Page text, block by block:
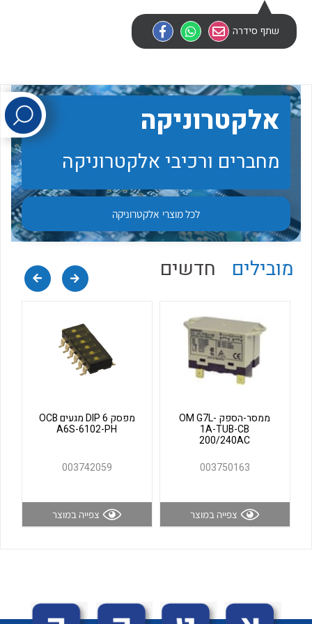
לכל מוצרי היצרן
לכל מוצרי היצרן
לכל מוצרי היצרן לכל מוצרי היצרן
שתף סידרה
אלקטרוניקה
מחברים ורכיבי אלקטרוניקה
לכל מוצרי אלקטרוניקה
מובילים חדשים
ממסר-הספק OM G7L-
1A-TUB-CB
200/240AC
003750163
צפייה במוצר
מפסק DIP 6 מגעים OCB
A6S-6102-PH
003742059
צפייה במוצר